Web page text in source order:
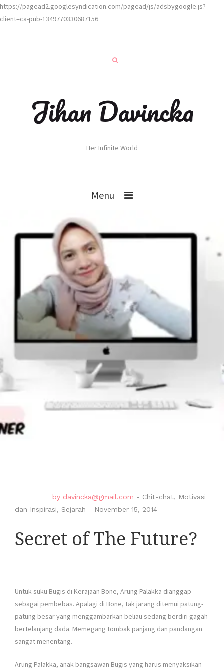
https://pagead2.googlesyndication.com/pagead/js/adsbygoogle.js?
client=ca-pub-1349770330687156
Jihan Davincka
Her Infinite World
Menu
by davincka@gmail.com - Chit-chat, Motivasi
dan Inspirasi, Sejarah - November 15, 2014
Secret of The Future?
Untuk suku Bugis di Kerajaan Bone, Arung Palakka dianggap
sebagai pembebas. Apalagi di Bone, tak jarang ditemui patung-
patung besar yang menggambarkan beliau sedang berdiri gagah
bertelanjang dada. Memegang tombak panjang dan pandangan
sangat menentang.
Arung Palakka, anak bangsawan Bugis yang harus menyaksikan